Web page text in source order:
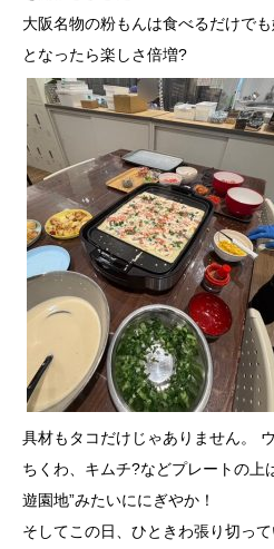
大阪名物の粉もんは食べるだけで
となったら楽しさ倍増?
具材もタコだけじゃありません。
ちくわ、 キムチ?️などプレートの上
遊園地”みたいににぎやか！
そしてこの日、ひときわ張り切っ